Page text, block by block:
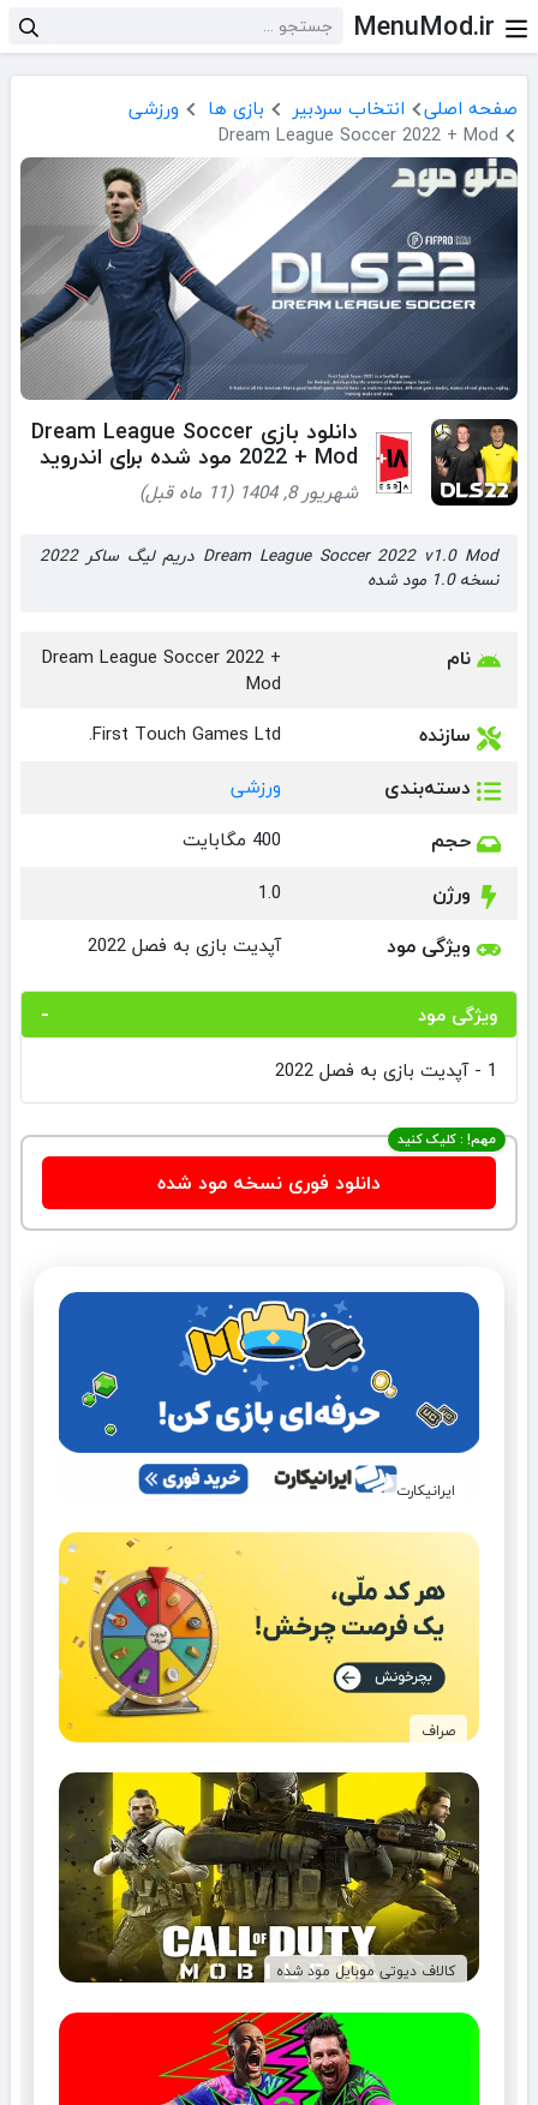
MenuMod.ir
صفحه اصلی انتخاب سردبیر بازی ها
ورزشی
Dream League Soccer 2022 + Mod
دانلود بازی Dream League Soccer
2022 + Mod مود شده برای اندروید
شهریور 8, 1404 (11 ماه قبل)
Dream League Soccer 2022 v1.0 Mod دریم لیگ ساکر 2022
نسخه 1.0 مود شده
نام
Dream League Soccer 2022 +
Mod
سازنده First Touch Games Ltd.
دسته‌بندی ورزشی
حجم 400 مگابایت
ورژن 1.0
ویژگی مود آپدیت بازی به فصل 2022
ویژگی مود
1 - آپدیت بازی به فصل 2022
مهم! : کلیک کنید
دانلود فوری نسخه مود شده
ایرانیکارت
صراف
کالاف دیوتی موبایل مود شده